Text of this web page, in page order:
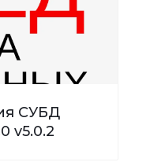
СУБД
v5.0.2